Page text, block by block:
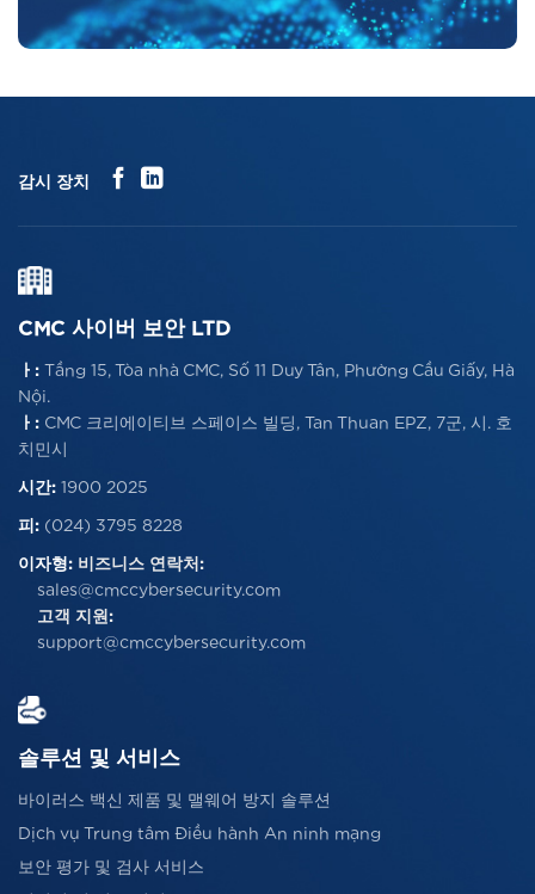
감시 장치
CMC 사이버 보안 LTD
ㅏ: Tầng 15, Tòa nhà CMC, Số 11 Duy Tân, Phường Cầu Giấy, Hà
Nội.
ㅏ: CMC 크리에이티브 스페이스 빌딩, Tan Thuan EPZ, 7군, 시. 호
치민시
시간: 1900 2025
피: (024) 3795 8228
이자형: 비즈니스 연락처:
sales@cmccybersecurity.com
고객 지원:
support@cmccybersecurity.com
솔루션 및 서비스
바이러스 백신 제품 및 맬웨어 방지 솔루션
Dịch vụ Trung tâm Điều hành An ninh mạng
보안 평가 및 검사 서비스